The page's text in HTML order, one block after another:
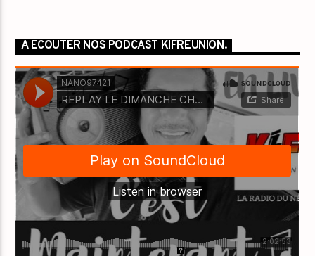
A ÉCOUTER NOS PODCAST KIFREUNION.